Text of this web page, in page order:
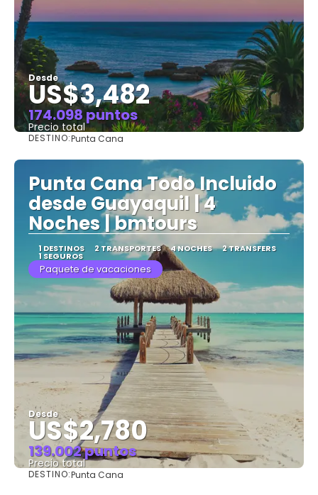
Desde
US$3,482
174.098 puntos
Precio total
DESTINO:Punta Cana
Punta Cana Todo Incluido
desde Guayaquil | 4
Noches | bmtours
1 DESTINOS 2 TRANSPORTES 4 NOCHES 2 TRANSFERS
1 SEGUROS
Paquete de vacaciones
Desde
US$2,780
139.002 puntos
Precio total
DESTINO:Punta Cana